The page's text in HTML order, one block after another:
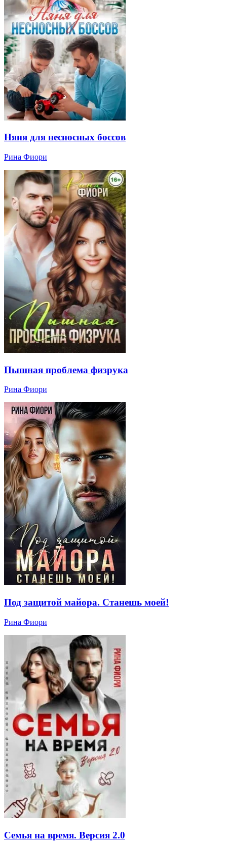
Няня для несносных боссов
Рина Фиори
Пышная проблема физрука
Рина Фиори
Под защитой майора. Станешь моей!
Рина Фиори
Семья на время. Версия 2.0